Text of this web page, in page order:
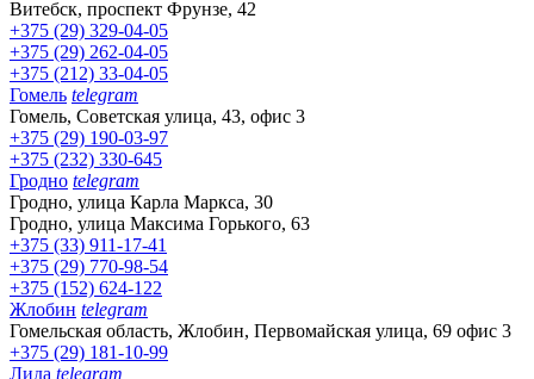
Витебск, проспект Фрунзе, 42
+375 (29) 329-04-05
+375 (29) 262-04-05
+375 (212) 33-04-05
Гомель telegram
Гомель, Советская улица, 43, офис 3
+375 (29) 190-03-97
+375 (232) 330-645
Гродно telegram
Гродно, улица Карла Маркса, 30
Гродно, улица Максима Горького, 63
+375 (33) 911-17-41
+375 (29) 770-98-54
+375 (152) 624-122
Жлобин telegram
Гомельская область, Жлобин, Первомайская улица, 69 офис 3
+375 (29) 181-10-99
Лида telegram